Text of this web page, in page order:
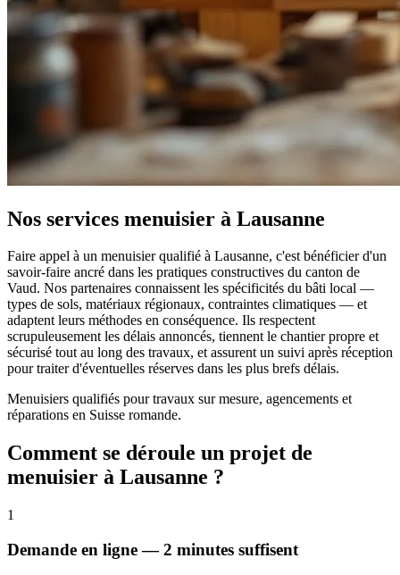
Nos services menuisier à Lausanne
Faire appel à un menuisier qualifié à Lausanne, c'est bénéficier d'un
savoir-faire ancré dans les pratiques constructives du canton de
Vaud. Nos partenaires connaissent les spécificités du bâti local —
types de sols, matériaux régionaux, contraintes climatiques — et
adaptent leurs méthodes en conséquence. Ils respectent
scrupuleusement les délais annoncés, tiennent le chantier propre et
sécurisé tout au long des travaux, et assurent un suivi après réception
pour traiter d'éventuelles réserves dans les plus brefs délais.
Menuisiers qualifiés pour travaux sur mesure, agencements et
réparations en Suisse romande.
Comment se déroule un projet de
menuisier à Lausanne ?
1
Demande en ligne — 2 minutes suffisent